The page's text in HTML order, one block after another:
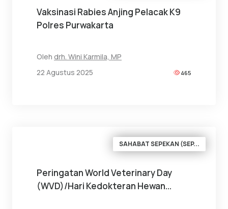
Vaksinasi Rabies Anjing Pelacak K9
Polres Purwakarta
Oleh drh. Wini Karmila, MP
22 Agustus 2025
465
SAHABAT SEPEKAN (SEP...
Peringatan World Veterinary Day
(WVD)/Hari Kedokteran Hewan...